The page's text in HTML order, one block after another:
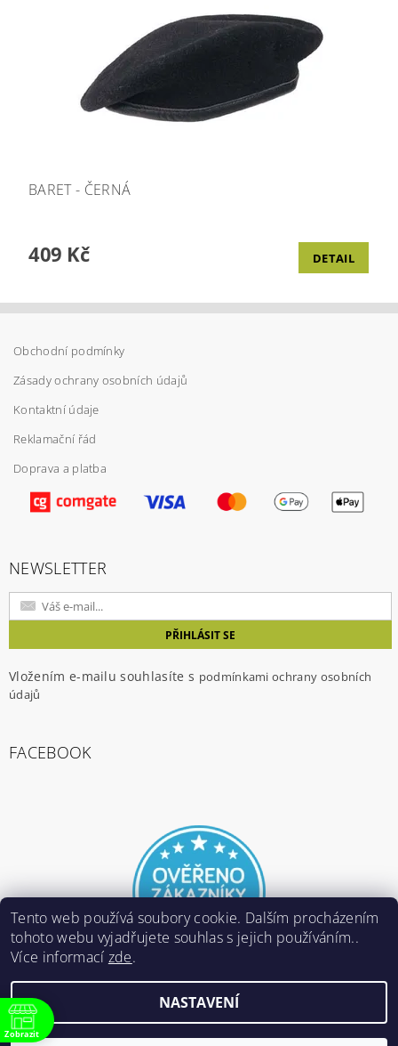
BARET - ČERNÁ
409 Kč DETAIL
Obchodní podmínky
Zásady ochrany osobních údajů
Kontaktní údaje
Reklamační řád
Doprava a platba
NEWSLETTER
Vložením e-mailu souhlasíte s podmínkami ochrany osobních
údajů
FACEBOOK
E-ARMY.cz, všechna práva vyhrazena
Vytvořil Shoptet
Zobrazit
Tento web používá soubory cookie. Dalším procházením
tohoto webu vyjadřujete souhlas s jejich používáním..
Více informací zde.
NASTAVENÍ